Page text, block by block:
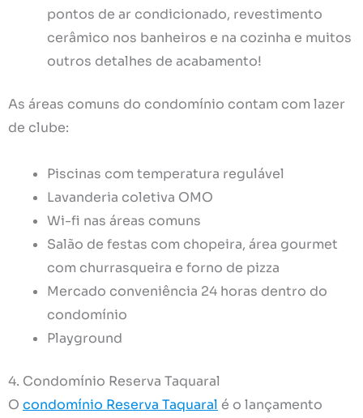
pontos de ar condicionado, revestimento
cerâmico nos banheiros e na cozinha e muitos
outros detalhes de acabamento!
As áreas comuns do condomínio contam com lazer
de clube:
Piscinas com temperatura regulável
Lavanderia coletiva OMO
Wi-fi nas áreas comuns
Salão de festas com chopeira, área gourmet
com churrasqueira e forno de pizza
Mercado conveniência 24 horas dentro do
condomínio
Playground
4. Condomínio Reserva Taquaral
O condomínio Reserva Taquaral é o lançamento